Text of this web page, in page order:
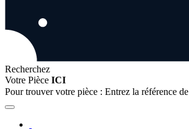
Recherchez
Votre Pièce ICI
Pour trouver votre pièce : Entrez la référence